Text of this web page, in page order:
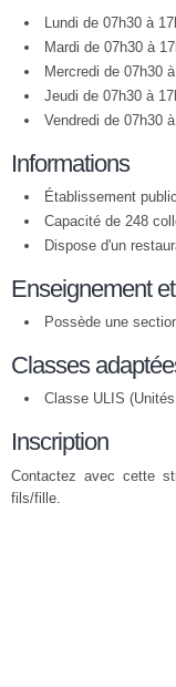
Lundi de 07h30 à
Mardi de 07h30 à
Mercredi de 07h30
Jeudi de 07h30 à
Vendredi de 07h30
Informations
Établissement public
Capacité de 248
Dispose d'un
Enseignement
Possède une
Classes
Classe ULIS
Inscription
Contactez avec cette
fils/fille.